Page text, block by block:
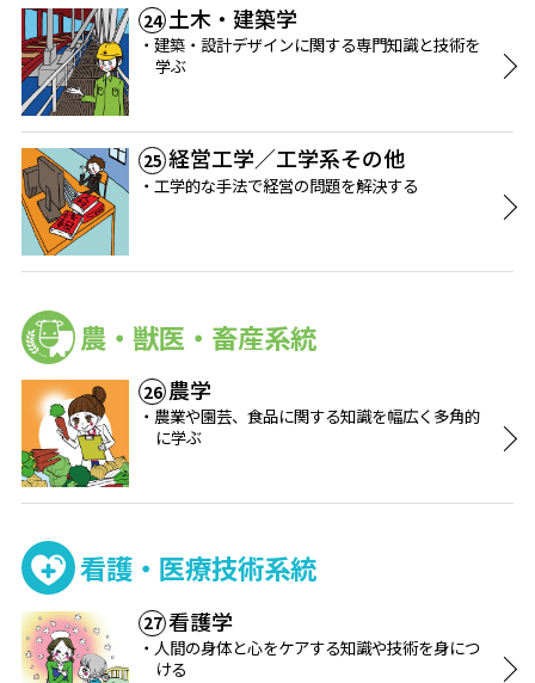
24 土木・建築学
建築・設計デザインに関する専門知識と技術を
学ぶ
25 経営工学／工学系その他
工学的な手法で経営の問題を解決する
農・獣医・畜産系統
26 農学
農業や園芸、食品に関する知識を幅広く多角的
に学ぶ
看護・医療技術系統
27 看護学
人間の身体と心をケアする知識や技術を身につ
ける